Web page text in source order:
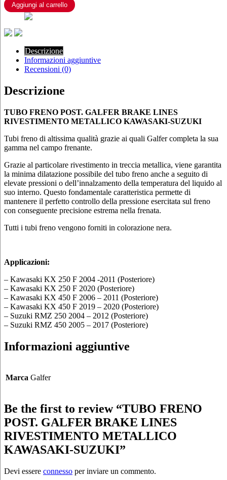
METALLICO
KAWASAKI-
SUZUKI
quantità
Aggiungi al carrello
Descrizione
Informazioni aggiuntive
Recensioni (0)
Descrizione
TUBO FRENO POST. GALFER BRAKE LINES
RIVESTIMENTO METALLICO KAWASAKI-SUZUKI
Tubi freno di altissima qualità grazie ai quali Galfer completa la sua
gamma nel campo frenante.
Grazie al particolare rivestimento in treccia metallica, viene garantita
la minima dilatazione possibile del tubo freno anche a seguito di
elevate pressioni o dell’innalzamento della temperatura del liquido al
suo interno. Questo fondamentale caratteristica permette di
mantenere il perfetto controllo della pressione esercitata sul freno
con conseguente precisione estrema nella frenata.
Tutti i tubi freno vengono forniti in colorazione nera.
Applicazioni:
– Kawasaki KX 250 F 2004 -2011 (Posteriore)
– Kawasaki KX 250 F 2020 (Posteriore)
– Kawasaki KX 450 F 2006 – 2011 (Posteriore)
– Kawasaki KX 450 F 2019 – 2020 (Posteriore)
– Suzuki RMZ 250 2004 – 2012 (Posteriore)
– Suzuki RMZ 450 2005 – 2017 (Posteriore)
Informazioni aggiuntive
Marca Galfer
Be the first to review “TUBO FRENO
POST. GALFER BRAKE LINES
RIVESTIMENTO METALLICO
KAWASAKI-SUZUKI”
Devi essere connesso per inviare un commento.